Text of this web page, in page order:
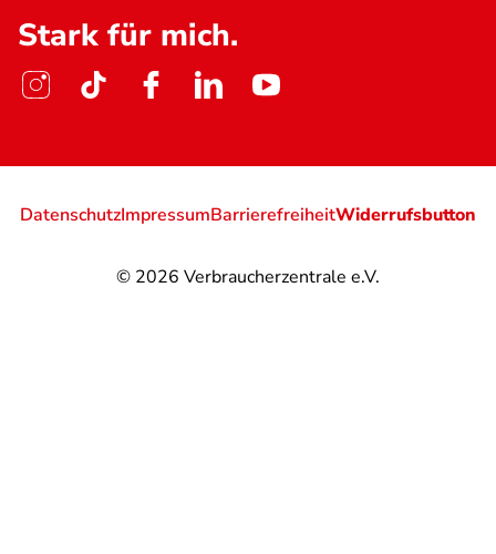
Stark für mich.
© 2026 Verbraucherzentrale e.V.
DatenschutzImpressumBarrierefreiheitWiderrufsbutton